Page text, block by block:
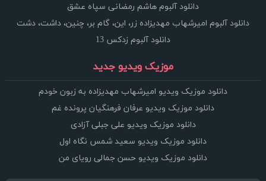
دانلود آلبوم هاشم رمضانی سپاه عشق
دانلود آلبوم امیرشهاب مهدیزاده زر، این، گام بر، چنین، داشت، دشت
دانلود آلبوم زدکس 13
موزیک ویدیو جدید
دانلود موزیک ویدیو امیرشهاب مهدیزاده به زبون خودم
دانلود موزیک ویدیو عرفان فرهنگیان پرونده غم
دانلود موزیک ویدیو علی جبلی آزادی
دانلود موزیک ویدیو سعید شمس نگاه اول
دانلود موزیک ویدیو حسن جمالی رویای من